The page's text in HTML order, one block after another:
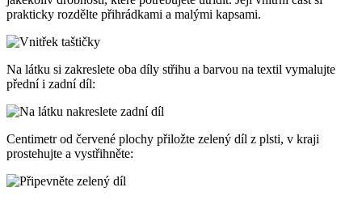
prakticky rozdělte přihrádkami a malými kapsami.
Na látku si zakreslete oba díly střihu a barvou na textil vymalujte
přední i zadní díl:
Centimetr od červené plochy přiložte zelený díl z plsti, v kraji
prostehujte a vystřihněte: